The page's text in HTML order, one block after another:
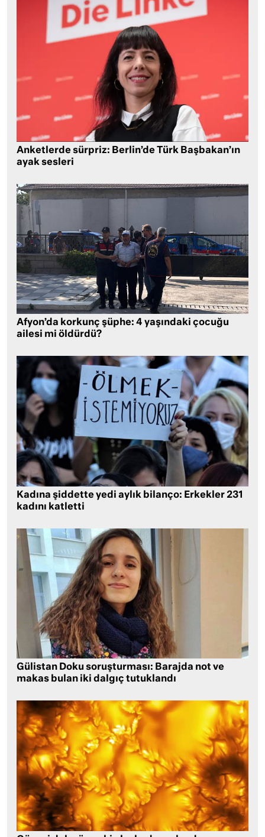
Anketlerde sürpriz: Berlin’de Türk Başbakan’ın
ayak sesleri
Afyon’da korkunç şüphe: 4 yaşındaki çocuğu
ailesi mi öldürdü?
Kadına şiddette yedi aylık bilanço: Erkekler 231
kadını katletti
Gülistan Doku soruşturması: Barajda not ve
makas bulan iki dalgıç tutuklandı